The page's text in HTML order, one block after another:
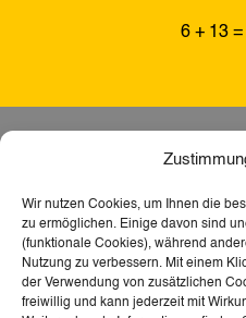
Wir nutzen Cookies, um Ihnen die
zu ermöglichen. Einige davon sind
(funktionale Cookies), während
Nutzung zu verbessern. Mit einem
der Verwendung von zusätzlichen
freiwillig und kann jederzeit mit
6 + 13 =